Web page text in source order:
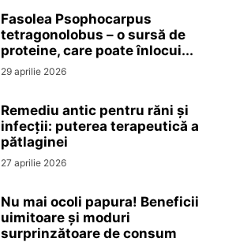
Fasolea Psophocarpus
tetragonolobus – o sursă de
proteine, care poate înlocui...
29 aprilie 2026
Remediu antic pentru răni și
infecții: puterea terapeutică a
pătlaginei
27 aprilie 2026
Nu mai ocoli papura! Beneficii
uimitoare și moduri
surprinzătoare de consum